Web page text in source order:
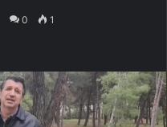
0 1